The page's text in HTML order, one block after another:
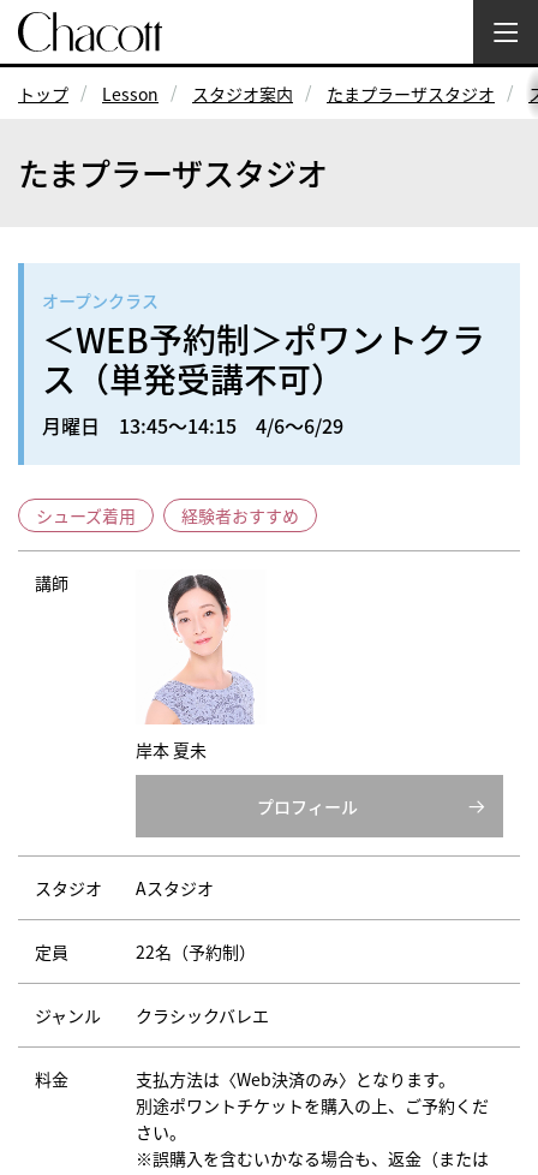
トップ Lesson スタジオ案内 たまプラーザスタジオ
たまプラーザスタジオ
オープンクラス
＜WEB予約制＞ポワントクラ
ス（単発受講不可）
月曜日 13:45～14:15 4/6～6/29
シューズ着用 経験者おすすめ
講師
岸本 夏未
プロフィール
スタジオ Aスタジオ
定員 22名（予約制）
ジャンル クラシックバレエ
料金
支払方法は〈Web決済のみ〉となります。
別途ポワントチケットを購入の上、ご予約くだ
さい。
※誤購入を含むいかなる場合も、返金（または